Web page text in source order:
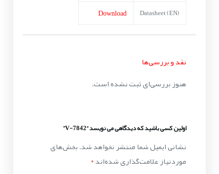
Datasheet (EN)
Download
نقد و بررسی‌ها
هنوز بررسی‌ای ثبت نشده است.
اولین کسی باشید که دیدگاهی می نویسد “V-7842”
نشانی ایمیل شما منتشر نخواهد شد.بخش‌های
موردنیاز علامت‌گذاری شده‌اند*